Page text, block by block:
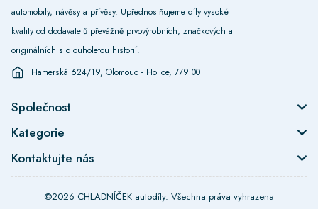
automobily, návěsy a přívěsy. Upřednostňujeme díly vysoké
kvality od dodavatelů převážně prvovýrobních, značkových a
originálních s dlouholetou historií.
Hamerská 624/19, Olomouc - Holice, 779 00
Společnost
Kategorie
Kontaktujte nás
©2026 CHLADNÍČEK autodíly. Všechna práva vyhrazena